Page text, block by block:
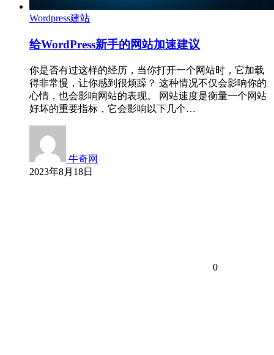
Wordpress建站
给WordPress新手的网站加速建议
你是否有过这样的经历，当你打开一个网站时，它加载
得非常慢，让你感到很烦躁？ 这种情况不仅会影响你的
心情，也会影响网站的表现。 网站速度是衡量一个网站
好坏的重要指标，它会影响以下几个…
牛奇网
2023年8月18日
0